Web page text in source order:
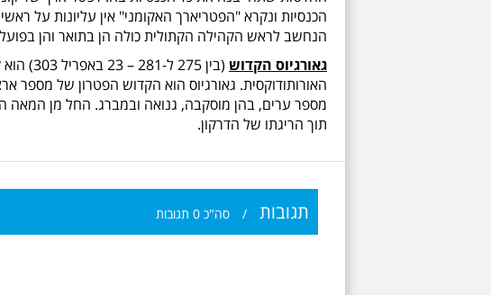
הכנסיות ונקרא "הפטריארך האקומני" אין עליונות על
הנחשב לראש הקהילה הקתולית כולה הן בתואר והן
גאורגיוס הקדוש
(בין
האורותודוקסית. גאורגיוס הוא הקדוש הפטרון של מספר
תוך הריגתו של הדרקון.
תגובות / סה"כ 0 תגובות